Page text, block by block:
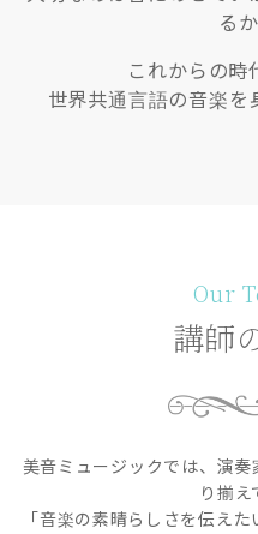
る
これからの時
世界共通言語の音楽を
Our
講師
美音ミュージックでは、演
り揃え
「音楽の素晴らしさを伝え